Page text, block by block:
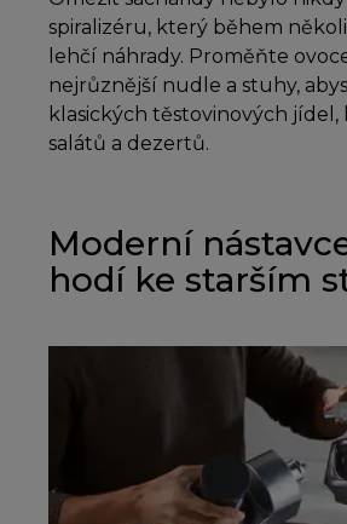
spiralizéru, který během
lehčí náhrady. Proměňte
nejrůznější nudle a stuhy,
klasických těstovinových
salátů a dezertů.
Moderní
hodí ke starším